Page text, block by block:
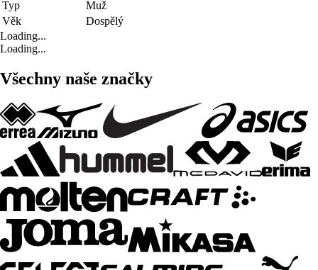
Typ
Muž
Věk
Dospělý
Loading...
Loading...
Všechny naše značky